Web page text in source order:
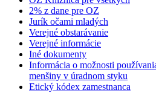
2% z dane pre OZ
Jurík očami mladých
Verejné obstarávanie
Verejné informácie
Iné dokumenty
Informácia o možnosti
menšiny v úradnom styku
Etický kódex zamestnanca